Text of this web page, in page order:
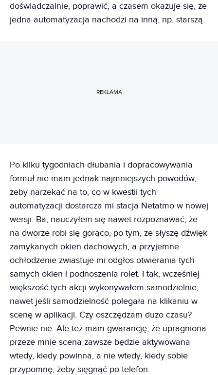
doświadczalnie, poprawić, a czasem okazuje się, że
jedna automatyzacja nachodzi na inną, np. starszą.
REKLAMA
Po kilku tygodniach dłubania i dopracowywania
formuł nie mam jednak najmniejszych powodów,
żeby narzekać na to, co w kwestii tych
automatyzacji dostarcza mi stacja Netatmo w nowej
wersji. Ba, nauczyłem się nawet rozpoznawać, że
na dworze robi się gorąco, po tym, że słyszę dźwięk
zamykanych okien dachowych, a przyjemne
ochłodzenie zwiastuje mi odgłos otwierania tych
samych okien i podnoszenia rolet. I tak, wcześniej
większość tych akcji wykonywałem samodzielnie,
nawet jeśli samodzielność polegała na klikaniu w
scenę w aplikacji. Czy oszczędzam dużo czasu?
Pewnie nie. Ale też mam gwarancję, że upragniona
przeze mnie scena zawsze będzie aktywowana
wtedy, kiedy powinna, a nie wtedy, kiedy sobie
przypomnę, żeby sięgnąć po telefon.